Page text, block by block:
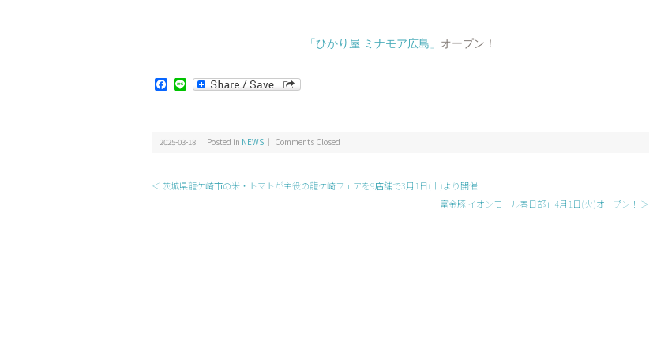
「ひかり屋 ミナモア広島」 オープン！
Facebook
Line
2025-03-18 ｜ Posted in NEWS Comments Closed
＜ 茨城県龍ケ崎市の米・トマトが主役の龍ケ崎フェアを9店舗で3月1日(土)より開催
「富金豚 イオンモール春日部」4月1日(火)オープン！ ＞